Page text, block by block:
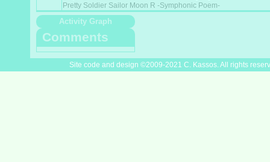
Pretty Soldier Sailor Moon R -Symphonic Poem-
Activity Graph
Comments
Site code and design ©2009-2021 C. Kassos. All rights